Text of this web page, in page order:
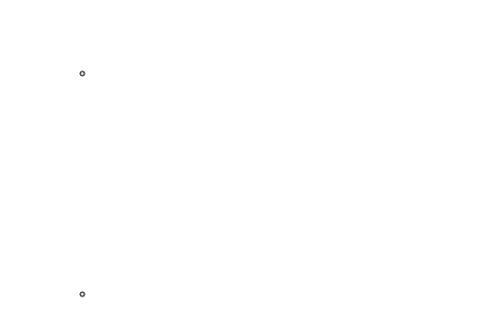
till olika